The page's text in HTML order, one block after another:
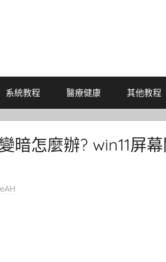
系統教程 醫療健康 其他教程
暗怎麼辦? win11屏